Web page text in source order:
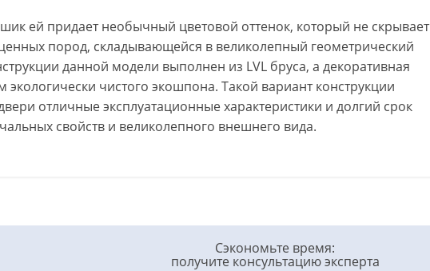
ей придает необычный цветовой оттенок, который не скрывает
пород, складывающейся в великолепный геометрический
данной модели выполнен из LVL бруса, а декоративная
экологически чистого экошпона. Такой вариант конструкции
отличные эксплуатационные характеристики и долгий срок
свойств и великолепного внешнего вида.
Сэкономьте время:
получите консультацию эксперта